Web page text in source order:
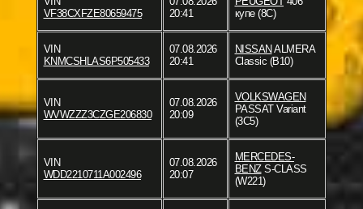
VF38CXFZE80659475
20:41
купе (8C)
VIN
KNMCSHLAS6P505433
07.08.2026
20:41
NISSAN ALMERA
Classic (B10)
VIN
WVWZZZ3CZGE206830
07.08.2026
20:09
VOLKSWAGEN
PASSAT Variant
(3C5)
VIN
WDD2210711A002496
07.08.2026
20:07
MERCEDES-
BENZS-CLASS
(W221)